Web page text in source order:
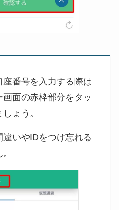
番号を入力する際は
画面の赤枠部分をタッ
ょう。
違いやIDをつけ忘れる